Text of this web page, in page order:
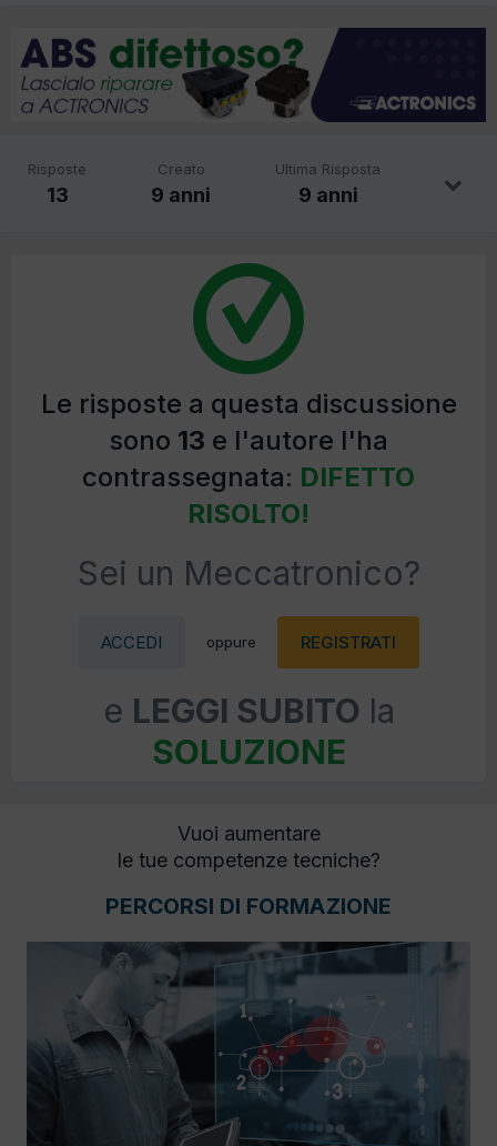
Risposte
13
Creato
9 anni
Ultima Risposta
9 anni
Le risposte a questa discussione
sono 13 e l'autore l'ha
contrassegnata: DIFETTO
RISOLTO!
Sei un Meccatronico?
ACCEDI oppure REGISTRATI
e LEGGI SUBITO la
SOLUZIONE
Vuoi aumentare
le tue competenze tecniche?
PERCORSI DI FORMAZIONE